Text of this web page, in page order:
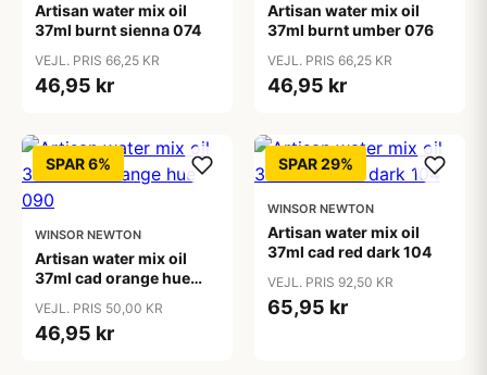
Artisan water mix oil
37ml burnt sienna 074
VEJL. PRIS 66,25 KR
46,95 kr
Artisan water mix oil
37ml burnt umber 076
VEJL. PRIS 66,25 KR
46,95 kr
SPAR 6%
WINSOR NEWTON
Artisan water mix oil
37ml cad orange hue
VEJL. PRIS 50,00 KR
46,95 kr
SPAR 29%
WINSOR NEWTON
Artisan water mix oil
37ml cad red dark 104
VEJL. PRIS 92,50 KR
65,95 kr